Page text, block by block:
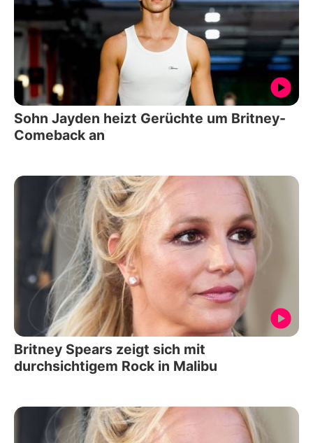
Sohn Jayden heizt Gerüchte um Britney-
Comeback an
Britney Spears zeigt sich mit
durchsichtigem Rock in Malibu